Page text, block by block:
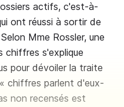
actifs, c'est-à-
ont réussi à sortir de
Mme Rossler, une
chiffres s'explique
pour dévoiler la traite
chiffres parlent d'eux-
non recensés est